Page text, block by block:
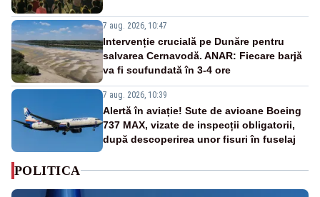
7 aug. 2026, 10:47
Intervenție crucială pe Dunăre pentru
salvarea Cernavodă. ANAR: Fiecare barjă
va fi scufundată în 3-4 ore
7 aug. 2026, 10:39
Alertă în aviație! Sute de avioane Boeing
737 MAX, vizate de inspecții obligatorii,
după descoperirea unor fisuri în fuselaj
POLITICA